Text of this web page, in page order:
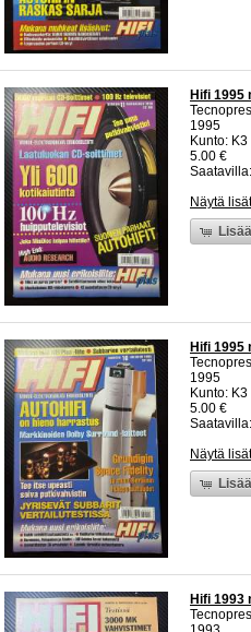
Hifi 1995
1995
Kunto:
5.00 €
Näytä
Hifi 1995
1995
Kunto:
5.00 €
Näytä
Hifi 1993